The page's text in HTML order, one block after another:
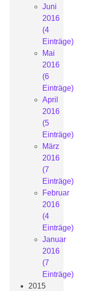
Juni
2016
(4
Einträge)
Mai
2016
(6
Einträge)
April
2016
(5
Einträge)
März
2016
(7
Einträge)
Februar
2016
(4
Einträge)
Januar
2016
(7
Einträge)
2015